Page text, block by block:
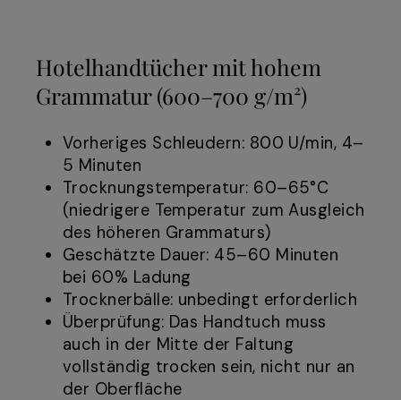
Hotelhandtücher mit hohem
Grammatur (600–700 g/m²)
Vorheriges Schleudern: 800 U/min, 4–
5 Minuten
Trocknungstemperatur: 60–65°C
(niedrigere Temperatur zum Ausgleich
des höheren Grammaturs)
Geschätzte Dauer: 45–60 Minuten
bei 60% Ladung
Trocknerbälle: unbedingt erforderlich
Überprüfung: Das Handtuch muss
auch in der Mitte der Faltung
vollständig trocken sein, nicht nur an
der Oberfläche